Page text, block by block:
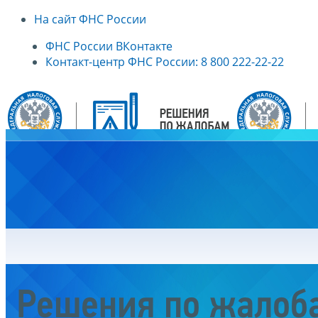
На сайт ФНС России
ФНС России ВКонтакте
Контакт-центр ФНС России: 8 800 222-22-22
Решения по